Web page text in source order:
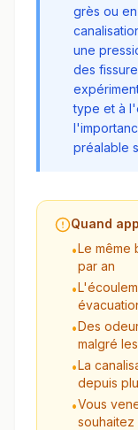
grès ou
une
des
type et à
préalable
Quand
•Le même
par an
•
•Des
malgré
•La
depuis
•Vous
souhaitez